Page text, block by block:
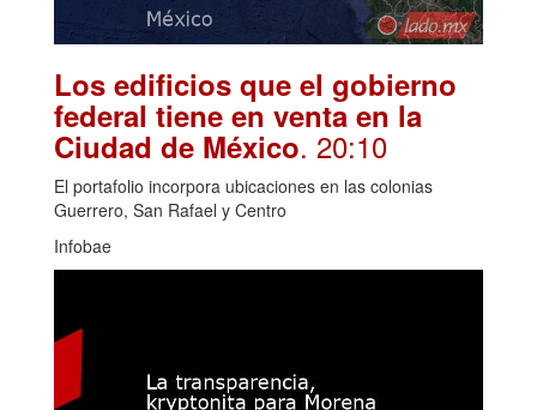
Los edificios que el gobierno
federal tiene en venta en la
Ciudad de México. 20:10
El portafolio incorpora ubicaciones en las colonias
Guerrero, San Rafael y Centro
Infobae